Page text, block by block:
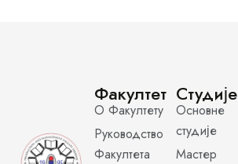
Факултет
О Факултету
Руководство
Факултета
Студије
Основне
студије
Мастер